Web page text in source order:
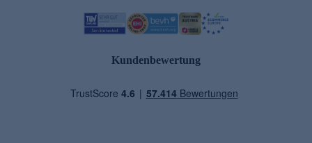
Kundenbewertung